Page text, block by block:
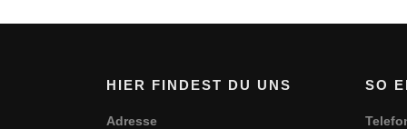
HIER FINDEST DU UNS
Adresse
SO